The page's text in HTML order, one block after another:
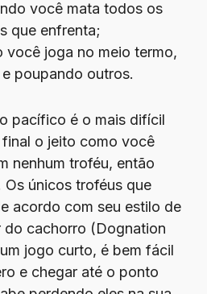
você mata todos os
que enfrenta;
você joga no meio termo,
poupando outros.
pacífico é o mais difícil
o jeito como você
nenhum troféu, então
únicos troféus que
acordo com seu estilo de
cachorro (Dognation
jogo curto, é bem fácil
e chegar até o ponto